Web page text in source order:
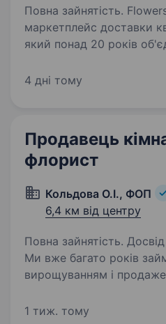
Повна зайнятість. Flowers.ua — національний
маркетплейс доставки
який понад 20 років
з флористами та
4 дні тому
Продавець
флорист
Кольдова О.І., ФОП
6,4 км від центру
Повна зайнятість.
Ми вже багато років
вирощуванням і
не залишать байдужими
1 тиж. тому